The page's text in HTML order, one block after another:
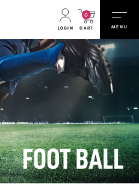
LOGIN CART
0
MENU